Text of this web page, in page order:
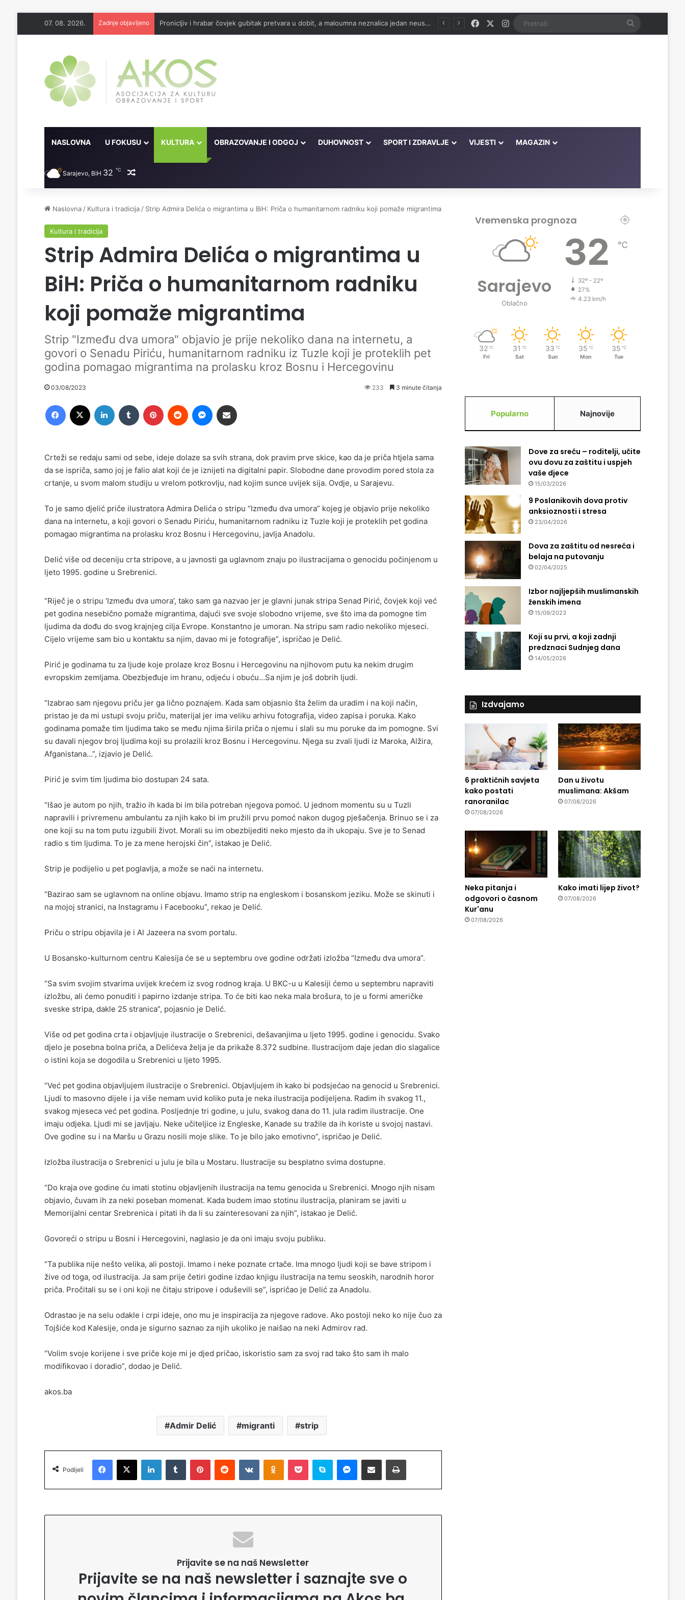
07. 08. 2026. Zadnje objavljeno 6 praktičnih savjeta kako postati ranoranilac FacebookInstagram Pretraži
NASLOVNA U FOKUSU KULTURA OBRAZOVANJE I ODGOJ DUHOVNOST SPORT I ZDRAVLJE VIJESTI MAGAZIN
Sarajevo, BiH 32 ℃ Random članak
Naslovna / Kultura i tradicija / Strip Admira Delića o migrantima u BiH: Priča o humanitarnom radniku koji pomaže migrantima
Kultura i tradicija
Strip Admira Delića o migrantima u
BiH: Priča o humanitarnom radniku
koji pomaže migrantima
Strip "Između dva umora" objavio je prije nekoliko dana na internetu, a
govori o Senadu Piriću, humanitarnom radniku iz Tuzle koji je proteklih pet
godina pomagao migrantima na prolasku kroz Bosnu i Hercegovinu
03/08/2023 233 3 minute čitanja
Crteži se redaju sami od sebe, ideje dolaze sa svih strana, dok pravim prve skice, kao da je priča htjela sama
da se ispriča, samo joj je falio alat koji će je iznijeti na digitalni papir. Slobodne dane provodim pored stola za
crtanje, u svom malom studiju u vrelom potkrovlju, nad kojim sunce uvijek sija. Ovdje, u Sarajevu.
To je samo djelić priče ilustratora Admira Delića o stripu “Između dva umora” kojeg je objavio prije nekoliko
dana na internetu, a koji govori o Senadu Piriću, humanitarnom radniku iz Tuzle koji je proteklih pet godina
pomagao migrantima na prolasku kroz Bosnu i Hercegovinu, javlja Anadolu.
Delić više od deceniju crta stripove, a u javnosti ga uglavnom znaju po ilustracijama o genocidu počinjenom u
ljeto 1995. godine u Srebrenici.
“Riječ je o stripu ‘Između dva umora’, tako sam ga nazvao jer je glavni junak stripa Senad Pirić, čovjek koji već
pet godina nesebično pomaže migrantima, dajući sve svoje slobodno vrijeme, sve što ima da pomogne tim
ljudima da dođu do svog krajnjeg cilja Evrope. Konstantno je umoran. Na stripu sam radio nekoliko mjeseci.
Cijelo vrijeme sam bio u kontaktu sa njim, davao mi je fotografije”, ispričao je Delić.
Pirić je godinama tu za ljude koje prolaze kroz Bosnu i Hercegovinu na njihovom putu ka nekim drugim
evropskim zemljama. Obezbjeđuje im hranu, odjeću i obuću…Sa njim je još dobrih ljudi.
“Izabrao sam njegovu priču jer ga lično poznajem. Kada sam objasnio šta želim da uradim i na koji način,
pristao je da mi ustupi svoju priču, materijal jer ima veliku arhivu fotografija, video zapisa i poruka. Kako
godinama pomaže tim ljudima tako se među njima širila priča o njemu i slali su mu poruke da im pomogne. Svi
su davali njegov broj ljudima koji su prolazili kroz Bosnu i Hercegovinu. Njega su zvali ljudi iz Maroka, Alžira,
Afganistana…”, izjavio je Delić.
Pirić je svim tim ljudima bio dostupan 24 sata.
“Išao je autom po njih, tražio ih kada bi im bila potreban njegova pomoć. U jednom momentu su u Tuzli
napravili i privremenu ambulantu za njih kako bi im pružili prvu pomoć nakon dugog pješačenja. Brinuo se i za
one koji su na tom putu izgubili život. Morali su im obezbijediti neko mjesto da ih ukopaju. Sve je to Senad
radio s tim ljudima. To je za mene herojski čin”, istakao je Delić.
Strip je podijelio u pet poglavlja, a može se naći na internetu.
“Bazirao sam se uglavnom na online objavu. Imamo strip na engleskom i bosanskom jeziku. Može se skinuti i
na mojoj stranici, na Instagramu i Facebooku”, rekao je Delić.
Priču o stripu objavila je i Al Jazeera na svom portalu.
U Bosansko-kulturnom centru Kalesija će se u septembru ove godine održati izložba “Između dva umora”.
“Sa svim svojim stvarima uvijek krećem iz svog rodnog kraja. U BKC-u u Kalesiji ćemo u septembru napraviti
izložbu, ali ćemo ponuditi i papirno izdanje stripa. To će biti kao neka mala brošura, to je u formi američke
sveske stripa, dakle 25 stranica”, pojasnio je Delić.
Više od pet godina crta i objavljuje ilustracije o Srebrenici, dešavanjima u ljeto 1995. godine i genocidu. Svako
djelo je posebna bolna priča, a Delićeva želja je da prikaže 8.372 sudbine. Ilustracijom daje jedan dio slagalice
o istini koja se dogodila u Srebrenici u ljeto 1995.
“Već pet godina objavljujem ilustracije o Srebrenici. Objavljujem ih kako bi podsjećao na genocid u Srebrenici.
Ljudi to masovno dijele i ja više nemam uvid koliko puta je neka ilustracija podijeljena. Radim ih svakog 11.,
svakog mjeseca već pet godina. Posljednje tri godine, u julu, svakog dana do 11. jula radim ilustracije. One
imaju odjeka. Ljudi mi se javljaju. Neke učiteljice iz Engleske, Kanade su tražile da ih koriste u svojoj nastavi.
Ove godine su i na Maršu u Grazu nosili moje slike. To je bilo jako emotivno”, ispričao je Delić.
Izložba ilustracija o Srebrenici u julu je bila u Mostaru. Ilustracije su besplatno svima dostupne.
“Do kraja ove godine ću imati stotinu objavljenih ilustracija na temu genocida u Srebrenici. Mnogo njih nisam
objavio, čuvam ih za neki poseban momenat. Kada budem imao stotinu ilustracija, planiram se javiti u
Memorijalni centar Srebrenica i pitati ih da li su zainteresovani za njih”, istakao je Delić.
Govoreći o stripu u Bosni i Hercegovini, naglasio je da oni imaju svoju publiku.
“Ta publika nije nešto velika, ali postoji. Imamo i neke poznate crtače. Ima mnogo ljudi koji se bave stripom i
žive od toga, od ilustracija. Ja sam prije četiri godine izdao knjigu ilustracija na temu seoskih, narodnih horor
priča. Pročitali su se i oni koji ne čitaju stripove i oduševili se”, ispričao je Delić za Anadolu.
Odrastao je na selu odakle i crpi ideje, ono mu je inspiracija za njegove radove. Ako postoji neko ko nije čuo za
Tojšiće kod Kalesije, onda je sigurno saznao za njih ukoliko je naišao na neki Admirov rad.
“Volim svoje korijene i sve priče koje mi je djed pričao, iskoristio sam za svoj rad tako što sam ih malo
modifikovao i doradio”, dodao je Delić.
akos.ba
Admir Delić migranti strip
Podijeli
Facebook X LinkedIn Tumblr Pinterest Reddit VKontakte Odnoklassniki Pocket Skype Messenger Podijeli putem Emaila Printaj
Prijavite se na naš Newsletter
Prijavite se na naš newsletter i saznajte sve o
Vremenska prognoza
Sarajevo
Oblačno
32 ℃
32º - 22º
27%
4.23 km/h
32 ℃
Fri
31 ℃
Sat
33 ℃
Sun
35 ℃
Mon
35 ℃
Tue
Popularno Najnovije
Dove za sreću – roditelji, učite
ovu dovu za zaštitu i uspjeh
vaše djece
15/03/2026
9 Poslanikovih dova protiv
anksioznosti i stresa
23/04/2026
Dova za zaštitu od nesreća i
belaja na putovanju
02/04/2025
Izbor najljepših muslimanskih
ženskih imena
15/09/2023
Koji su prvi, a koji zadnji
predznaci Sudnjeg dana
14/05/2026
Izdvajamo
6 praktičnih savjeta
kako postati
ranoranilac
07/08/2026
Dan u životu
muslimana: Akšam
07/08/2026
Neka pitanja i
odgovori o časnom
Kur'anu
07/08/2026
Kako imati lijep život?
07/08/2026